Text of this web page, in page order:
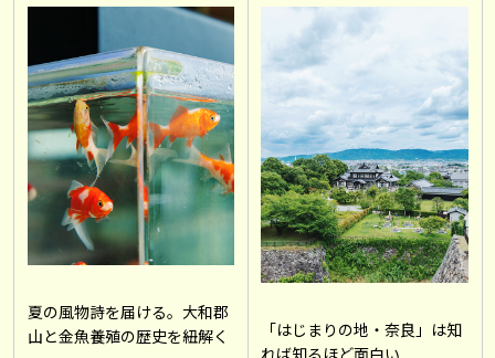
夏の風物詩を届ける。大和郡
山と金魚養殖の歴史を紐解く
「はじまりの地・奈良」は知
れば知るほど面白い